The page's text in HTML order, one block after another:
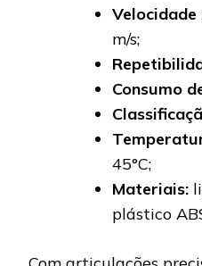
Velocidade
m/s;
Consumo
45°C;
Materiais:
plástico